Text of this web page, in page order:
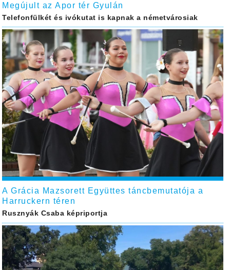
Megújult az Apor tér Gyulán
Telefonfülkét és ivókutat is kapnak a németvárosiak
A Grácia Mazsorett Együttes táncbemutatója a
Harruckern téren
Rusznyák Csaba képriportja